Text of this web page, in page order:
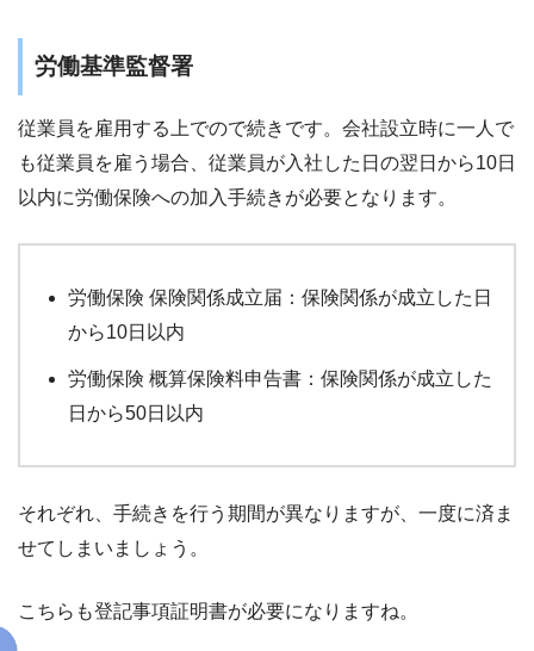
労働基準監督署
従業員を雇用する上でので続きです。会社設立時に一人で
も従業員を雇う場合、従業員が入社した日の翌日から10日
以内に労働保険への加入手続きが必要となります。
労働保険 保険関係成立届：保険関係が成立した日
から10日以内
労働保険 概算保険料申告書：保険関係が成立した
日から50日以内
それぞれ、手続きを行う期間が異なりますが、一度に済ま
せてしまいましょう。
こちらも登記事項証明書が必要になりますね。